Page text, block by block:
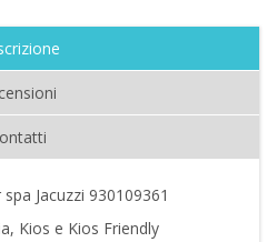
Jacuzzi 930109361
Kios e Kios Friendly